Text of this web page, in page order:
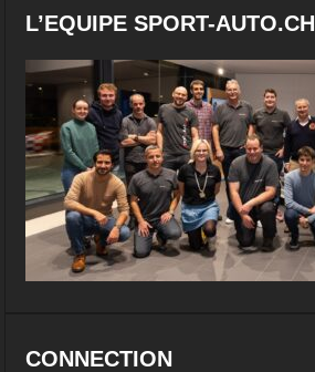
L’EQUIPE SPORT-AUTO.CH
CONNECTION